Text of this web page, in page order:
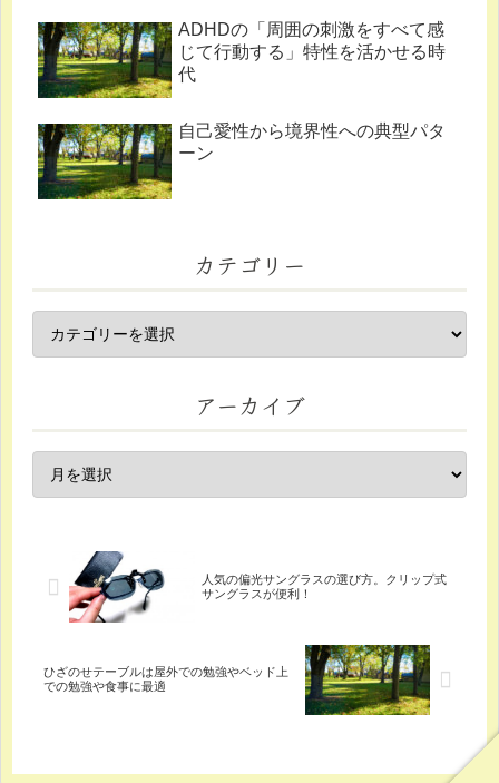
ADHDの「周囲の刺激をすべて感
じて行動する」特性を活かせる時
代
自己愛性から境界性への典型パタ
ーン
カテゴリー
アーカイブ
人気の偏光サングラスの選び方。クリップ式
サングラスが便利！
ひざのせテーブルは屋外での勉強やベッド上
での勉強や食事に最適